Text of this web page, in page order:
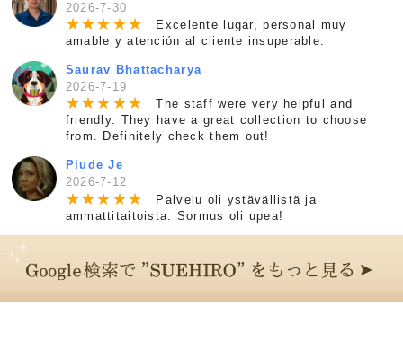
2026-7-30
★★★ ★★
Excelente lugar, personal muy
amable y atención al cliente insuperable.
Saurav Bhattacharya
2026-7-19
★★★ ★★
The staff were very helpful and
friendly. They have a great collection to choose
from. Definitely check them out!
Piude Je
2026-7-12
★★★ ★★
Palvelu oli ystävällistä ja
ammattitaitoista. Sormus oli upea!